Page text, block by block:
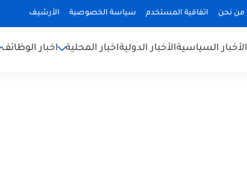
من نحن اتفاقية المستخدم سياسة الخصوصية الأرشيف
الأخبار السياسيةالأخبار الدوليةاخبار المحلية اخبار الوظائف